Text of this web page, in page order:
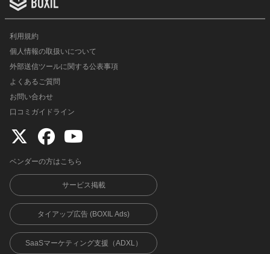
利用規約
個人情報の取扱いについて
外部送信ツールに関する公表事項
よくあるご質問
お問い合わせ
口コミガイドライン
ベンダーの方はこちら
サービス掲載
タイアップ広告 (BOXIL Ads)
SaaSマーケティング支援（ADXL）